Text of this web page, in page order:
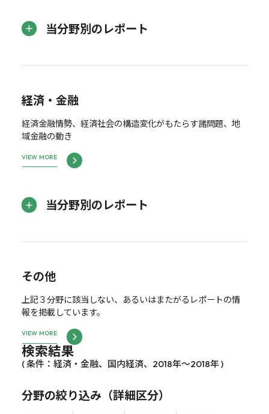
当分野別のレポート
経済・金融
経済金融情勢、経済社会の構造変化がもたらす諸問題、地
域金融の動き
VIEW MORE
当分野別のレポート
その他
上記３分野に該当しない、あるいはまたがるレポートの情
報を掲載しています。
VIEW MORE
検索結果
( 条件：経済・金融、国内経済、2018年～2018年 )
分野の絞り込み（詳細区分）